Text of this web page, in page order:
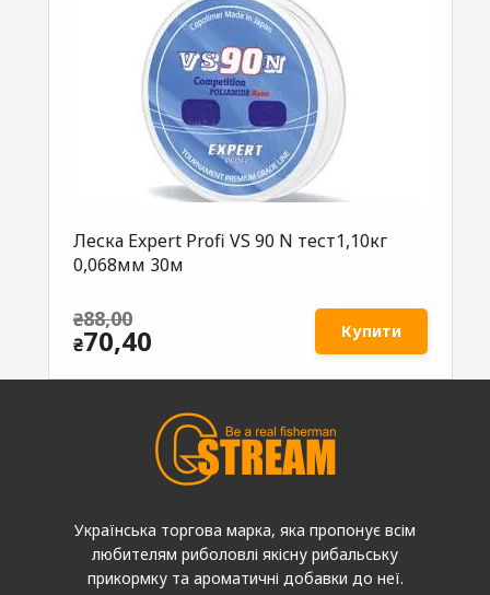
Леска Expеrt Profi VS 90 N тест1,10кг
0,068мм 30м
₴88,00
Original
price
₴88,00.
₴70,40
Current
₴70,40.
Купити
Українська торгова марка, яка пропонує всім
любителям риболовлі якісну рибальську
прикормку та ароматичні добавки до неї.